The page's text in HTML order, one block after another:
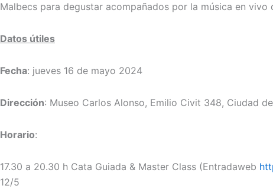
Malbecs para degustar acompañados por la música en vivo
Datos útiles
Fecha: jueves 16 de mayo 2024
Dirección: Museo Carlos Alonso, Emilio Civit 348, Ciudad
Horario:
17.30 a 20.30 h Cata Guiada & Master Class (Entradaweb
12/5